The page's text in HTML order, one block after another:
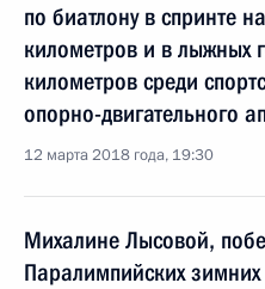
по биатлону в спринте
километров и в лыжных
километров среди
опорно-двигательного
12 марта 2018 года, 19:30
Михалине Лысовой,
Паралимпийских